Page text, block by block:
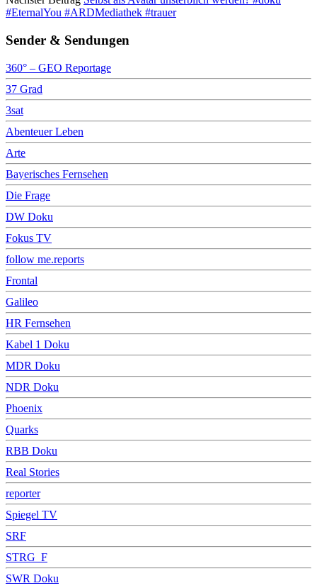
#EternalYou #ARDMediathek #trauer
Sender & Sendungen
360° – GEO Reportage
37 Grad
3sat
Abenteuer Leben
Arte
Bayerisches Fernsehen
Die Frage
DW Doku
Fokus TV
follow me.reports
Frontal
Galileo
HR Fernsehen
Kabel 1 Doku
MDR Doku
NDR Doku
Phoenix
Quarks
RBB Doku
Real Stories
reporter
Spiegel TV
SRF
STRG_F
SWR Doku